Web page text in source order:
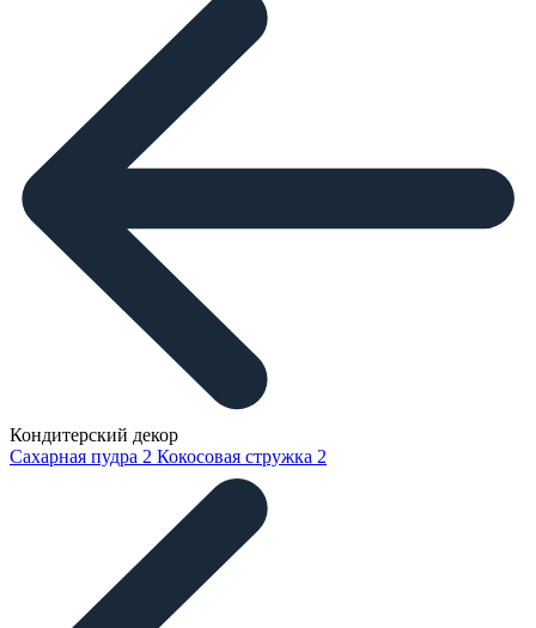
Кондитерский декор
Сахарная пудра 2 Кокосовая стружка 2